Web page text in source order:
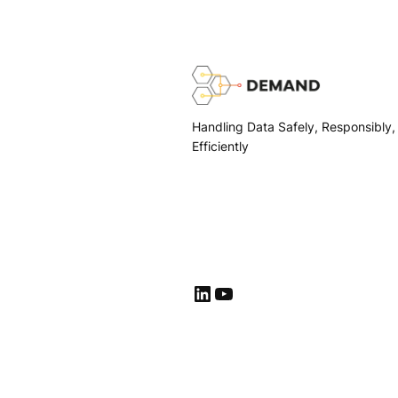
Handling Data Safely, Responsibly,
Efficiently
LinkedIn
YouTube